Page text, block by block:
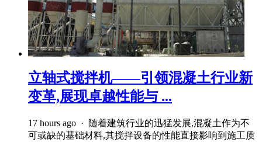
立轴式搅拌机——引领混凝土行业新
变革,展现卓越性能与 ...
17 hours ago · 随着建筑行业的迅猛发展,混凝土作为不
可或缺的基础材料,其搅拌设备的性能直接影响到施工质